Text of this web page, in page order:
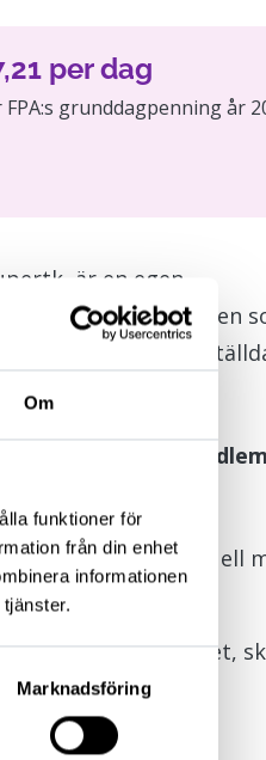
Om
funktioner för
från din enhet
informationen
Marknadsföring
per dag
FPA:s grunddagpenning år
är en egen
och omsorgsbiträden
samt för
välkomna som
eller som individuell
dig till förbundet,
Kyrkliga sektorn